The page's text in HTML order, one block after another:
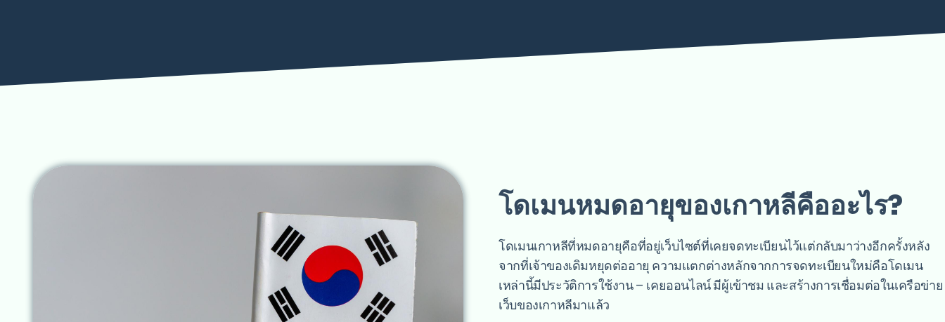
โดเมนหมดอายุของเกาหลีคืออะไร?
โดเมนเกาหลีที่หมดอายุคือที่อยู่เว็บไซต์ที่เคยจดทะเบียนไว้แต่กลับมาว่างอีกครั้งหลัง
จากที่เจ้าของเดิมหยุดต่ออายุ ความแตกต่างหลักจากการจดทะเบียนใหม่คือโดเมน
เหล่านี้มีประวัติการใช้งาน – เคยออนไลน์ มีผู้เข้าชม และสร้างการเชื่อมต่อในเครือข่าย
เว็บของเกาหลีมาแล้ว